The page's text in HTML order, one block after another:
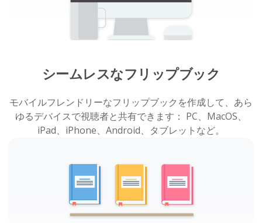
シームレスなフリップブック
モバイルフレンドリーなフリップブックを作成して、あら
ゆるデバイスで視聴者と共有できます： PC、MacOS、
iPad、iPhone、Android、タブレットなど。